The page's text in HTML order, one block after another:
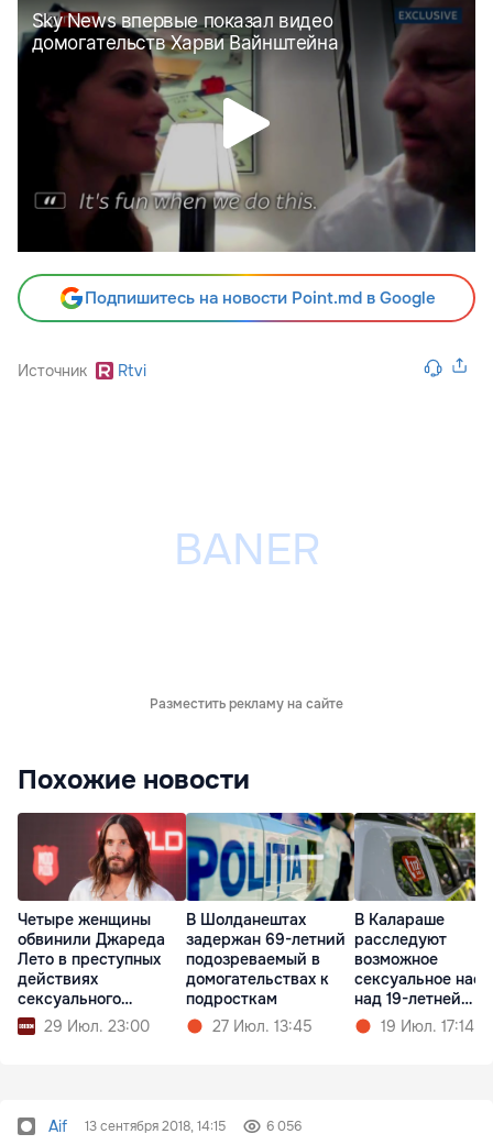
Подпишитесь на новости Point.md в Google
Источник Rtvi
Разместить рекламу на сайте
Похожие новости
Четыре женщины
обвинили Джареда
Лето в преступных
действиях
сексуального
характера
29 Июл. 23:00
В Шолданештах
задержан 69-летний
подозреваемый в
домогательствах к
подросткам
27 Июл. 13:45
В Калараше
расследуют
возможное
сексуальное
над 19-летней
девушкой
19 Июл. 17:14
Aif 13 сентября 2018, 14:15 6 056